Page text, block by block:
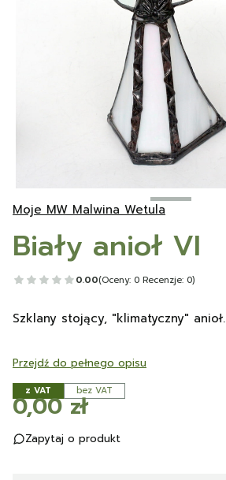
Moje MW Malwina Wetula
Biały anioł VI
0.00(Oceny: 0 Recenzje: 0)
Szklany stojący, "klimatyczny" anioł.
Przejdź do pełnego opisu
z VAT bez VAT
Cena
0,00 zł
Zapytaj o produkt